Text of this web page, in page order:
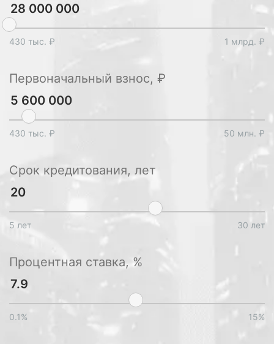
430 тыс. ₽ 1 млрд. ₽
Первоначальный взнос, ₽
430 тыс. ₽ 50 млн. ₽
Срок кредитования, лет
5 лет 30 лет
Процентная ставка, %
0.1% 15%